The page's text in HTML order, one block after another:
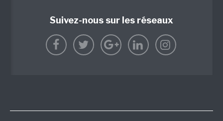
Suivez-nous sur les réseaux